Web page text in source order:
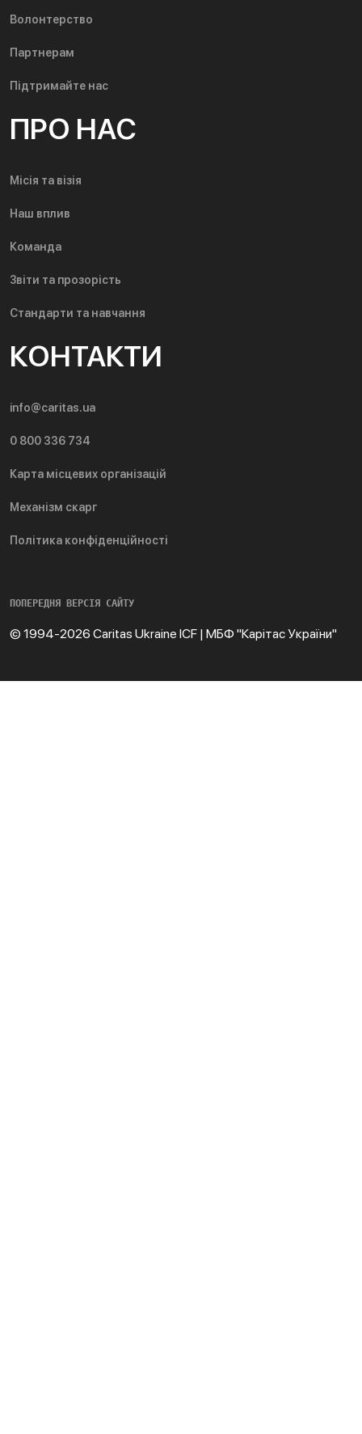
Волонтерство
Партнерам
Підтримайте нас
ПРО НАС
Місія та візія
Наш вплив
Команда
Звіти та прозорість
Стандарти та навчання
КОНТАКТИ
info@caritas.ua
0 800 336 734
Карта місцевих організацій
Механізм скарг
Політика конфіденційності
ПОПЕРЕДНЯ ВЕРСІЯ САЙТУ
© 1994-2026 Caritas Ukraine ICF | МБФ "Карітас України"